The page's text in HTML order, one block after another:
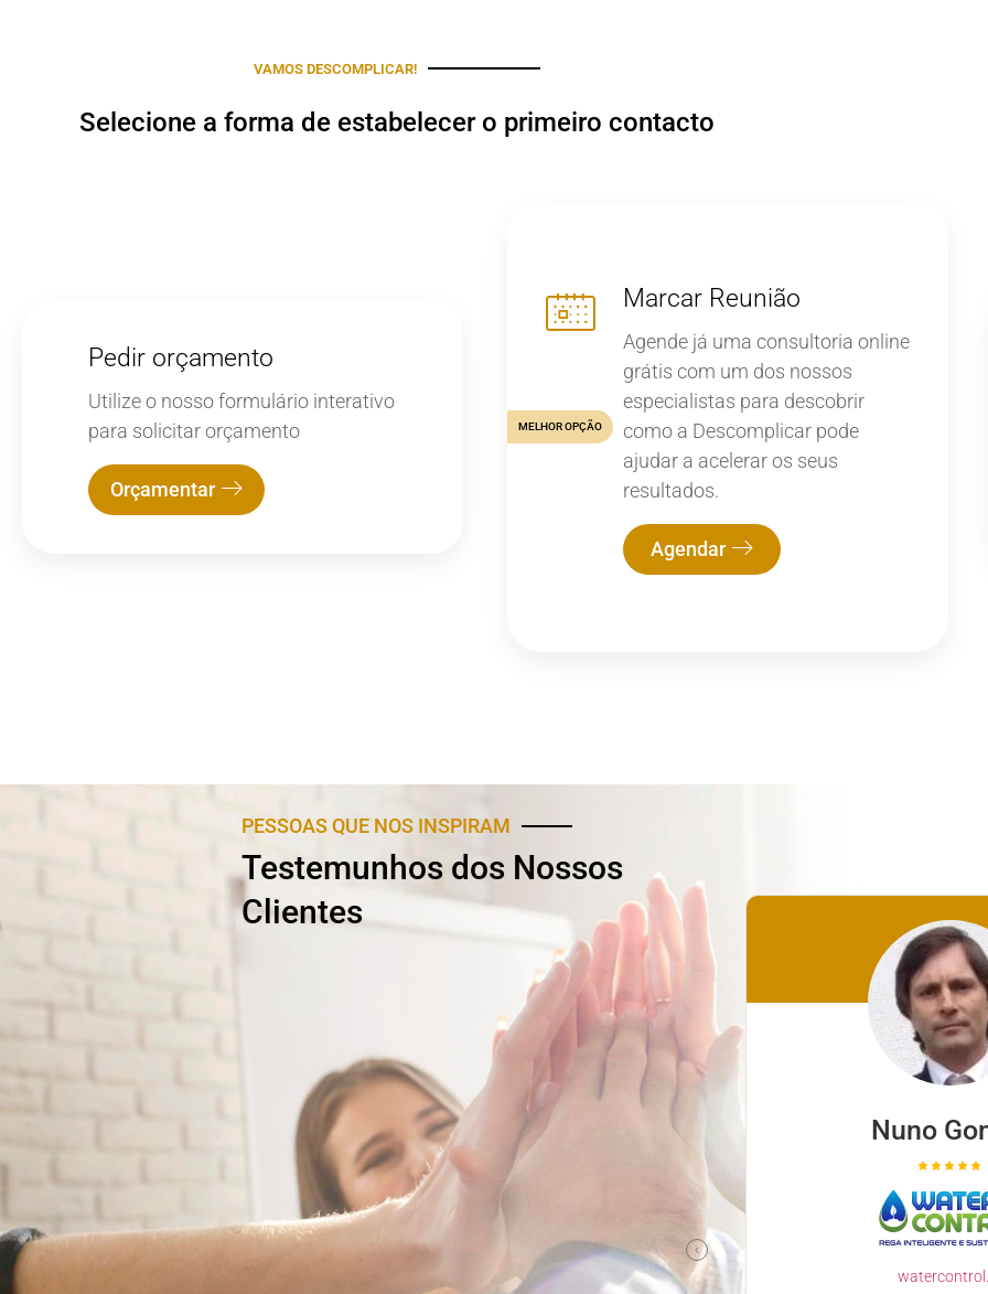
VAMOS DESCOMPLICAR!
Selecione a forma de estabelecer o primeiro contacto
Pedir orçamento
Utilize o nosso formulário interativo
para solicitar orçamento
Orçamentar
Marcar Reunião
Agende já uma consultoria online
grátis com um dos nossos
especialistas para descobrir
como a Descomplicar pode
ajudar a acelerar os seus
resultados.
Agendar
MELHOR OPÇÃO
PESSOAS QUE NOS INSPIRAM
Testemunhos dos Nossos
Clientes
e capacidade de trabalho
Cristina Santos
sintricare.com.pt
Parceria Eficiente e Profissional
Nuno